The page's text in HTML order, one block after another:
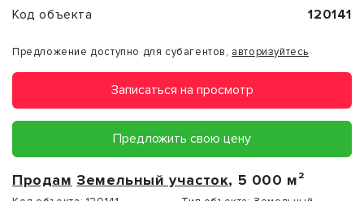
Код объекта 120141
Предложение доступно для субагентов, авторизуйтесь
Записаться на просмотр
Предложить свою цену
Продам Земельный участок, 5 000 м²